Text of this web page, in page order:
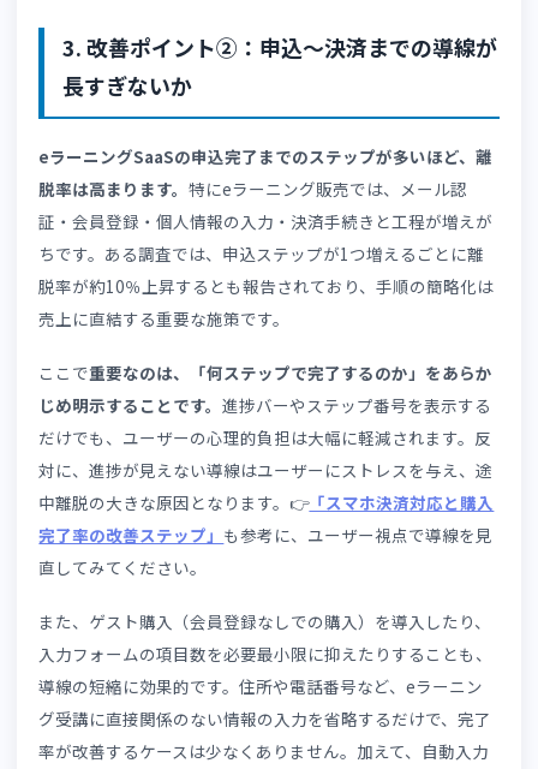
く影響します。
こうした離脱を防ぐためには、
了条件などを申込ページの手前で明確に提示することが重
です。👉「LMSの基礎知識と導入のポイント」を押さえて
理して、漏れなく設計しましょう。
たとえば、「このコースは○○業界の実務経験3年以上の方
を対象としています」「全10章・修了テスト合格で認定証
発行します」といった具体的な情報があるだけで、受講者
安心して購入に進めます。あわせて、FAQ（よくある質問
セクションを設けたり、受講者の声や導入事例を掲載した
することも、不安解消に大きな効果を発揮します。無料の
験版やサンプル動画を用意できれば、コンテンツの品質を
前に確認してもらえてより効果的です。他、返金保証や満
度データの掲載も不安解消に有効です。
3. 改善ポイント②：申込〜決済までの導線
長すぎないか
eラーニングSaaSの申込完了までのステップが多いほど、